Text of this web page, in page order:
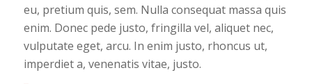
eu, pretium quis, sem. Nulla consequat massa quis
enim. Donec pede justo, fringilla vel, aliquet nec,
vulputate eget, arcu. In enim justo, rhoncus ut,
imperdiet a, venenatis vitae, justo.